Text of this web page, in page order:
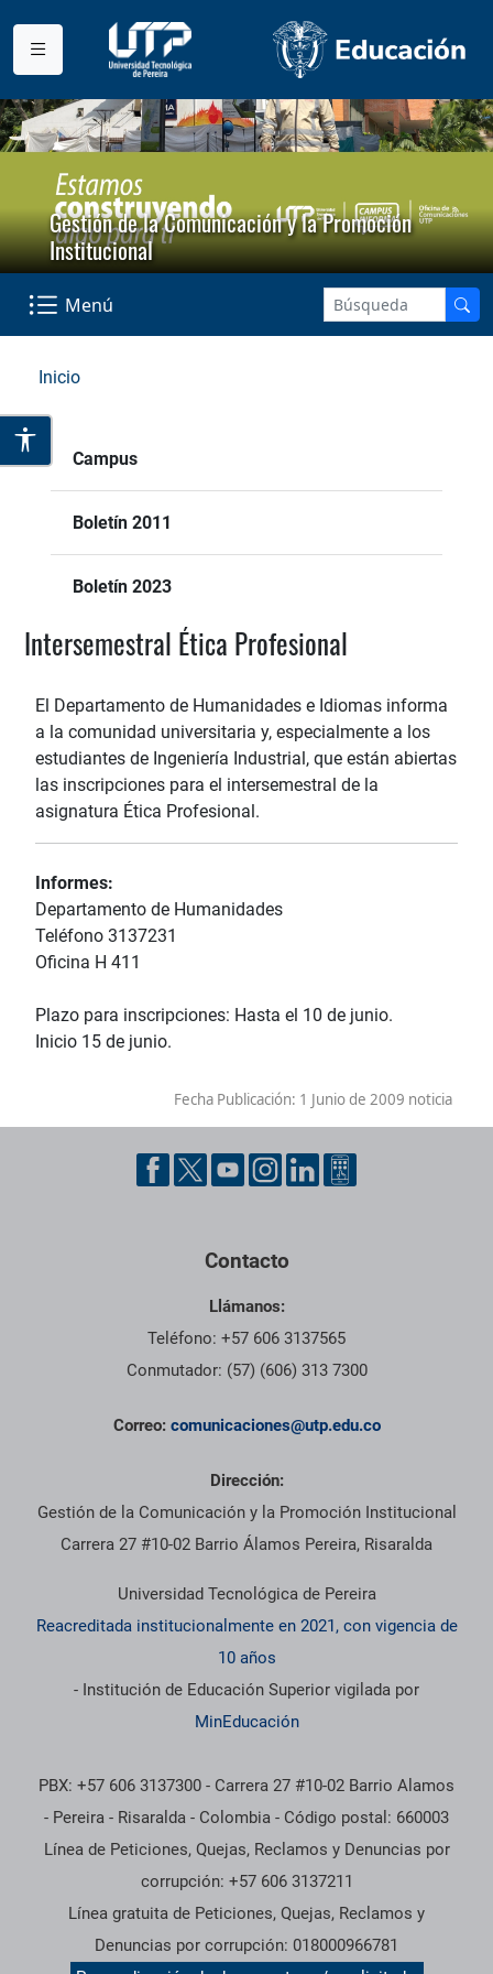
Gestión de la Comunicación y la Promoción
Institucional
Menú
Inicio
Campus
Boletín 2011
Boletín 2023
Intersemestral Ética Profesional
El Departamento de Humanidades e Idiomas informa
a la comunidad universitaria y, especialmente a los
estudiantes de Ingeniería Industrial, que están abiertas
las inscripciones para el intersemestral de la
asignatura Ética Profesional.
Informes:
Departamento de Humanidades
Teléfono 3137231
Oficina H 411
Plazo para inscripciones: Hasta el 10 de junio.
Inicio 15 de junio.
Fecha Publicación: 1 Junio de 2009 noticia
Contacto
Llámanos:
Teléfono: +57 606 3137565
Conmutador: (57) (606) 313 7300
Correo: comunicaciones@utp.edu.co
Dirección:
Gestión de la Comunicación y la Promoción Institucional
Carrera 27 #10-02 Barrio Álamos Pereira, Risaralda
Universidad Tecnológica de Pereira
Reacreditada institucionalmente en 2021, con vigencia de
10 años
- Institución de Educación Superior vigilada por
MinEducación
PBX: +57 606 3137300 - Carrera 27 #10-02 Barrio Alamos
- Pereira - Risaralda - Colombia - Código postal: 660003
Línea de Peticiones, Quejas, Reclamos y Denuncias por
corrupción: +57 606 3137211
Línea gratuita de Peticiones, Quejas, Reclamos y
Denuncias por corrupción: 018000966781